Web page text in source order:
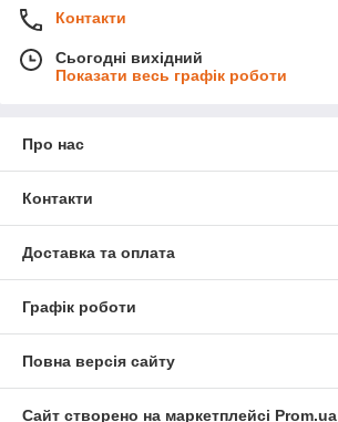
Контакти
Сьогодні вихідний
Показати весь графік роботи
Про нас
Контакти
Доставка та оплата
Графік роботи
Повна версія сайту
Сайт створено на маркетплейсі Prom.ua